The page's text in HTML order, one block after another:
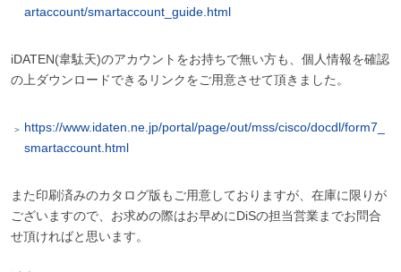
artaccount/smartaccount_guide.html
iDATEN(韋駄天)のアカウントをお持ちで無い方も、個人情報を確認
の上ダウンロードできるリンクをご用意させて頂きました。
https://www.idaten.ne.jp/portal/page/out/mss/cisco/docdl/form7_
smartaccount.html
また印刷済みのカタログ版もご用意しておりますが、在庫に限りが
ございますので、お求めの際はお早めにDiSの担当営業までお問合
せ頂ければと思います。